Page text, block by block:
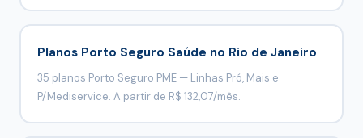
Planos Porto Seguro Saúde no Rio de Janeiro
35 planos Porto Seguro PME — Linhas Pró, Mais e
P/Mediservice. A partir de R$ 132,07/mês.